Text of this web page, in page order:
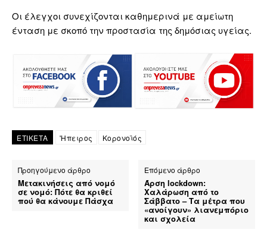
Οι έλεγχοι συνεχίζονται καθημερινά με αμείωτη
ένταση με σκοπό την προστασία της δημόσιας υγείας.
ΕΤΙΚΕΤΑ 'Ηπειρος Κορονοϊός
Προηγούμενο άρθρο
Μετακινήσεις από νομό
σε νομό: Πότε θα κριθεί
πού θα κάνουμε Πάσχα
Επόμενο άρθρο
Άρση lockdown:
Χαλάρωση από το
Σάββατο – Τα μέτρα που
«ανοίγουν» λιανεμπόριο
και σχολεία